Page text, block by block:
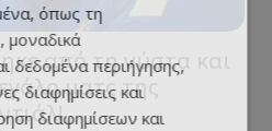
από τη νύστα και
ματς της
όπως τη
μοναδικά
δεδομένα περιήγησης,
διαφημίσεις και
διαφημίσεων και